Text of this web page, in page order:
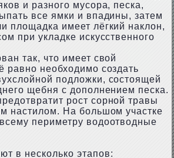
и разного мусора, песка,
все ямки и впадины, затем
площадка имеет лёгкий наклон,
при укладке искусственного
так, что имеет свой
равно необходимо создать
подложки, состоящей
щебня с дополнением песка.
рост сорной травы
настилом. На большом участке
периметру водоотводные
в несколько этапов: